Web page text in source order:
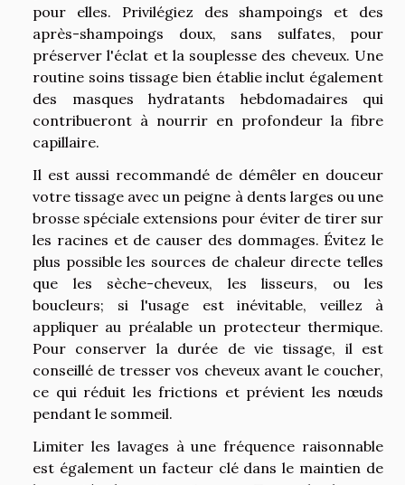
pour elles. Privilégiez des shampoings et des
après-shampoings doux, sans sulfates, pour
préserver l'éclat et la souplesse des cheveux. Une
routine soins tissage bien établie inclut également
des masques hydratants hebdomadaires qui
contribueront à nourrir en profondeur la fibre
capillaire.
Il est aussi recommandé de démêler en douceur
votre tissage avec un peigne à dents larges ou une
brosse spéciale extensions pour éviter de tirer sur
les racines et de causer des dommages. Évitez le
plus possible les sources de chaleur directe telles
que les sèche-cheveux, les lisseurs, ou les
boucleurs; si l'usage est inévitable, veillez à
appliquer au préalable un protecteur thermique.
Pour conserver la durée de vie tissage, il est
conseillé de tresser vos cheveux avant le coucher,
ce qui réduit les frictions et prévient les nœuds
pendant le sommeil.
Limiter les lavages à une fréquence raisonnable
est également un facteur clé dans le maintien de